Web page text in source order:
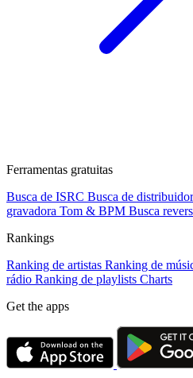
Ferramentas gratuitas
Busca de ISRC Busca de
gravadora Tom & BPM Busca
Rankings
Ranking de artistas Ranking de
rádio Ranking de playlists Charts
Get the apps